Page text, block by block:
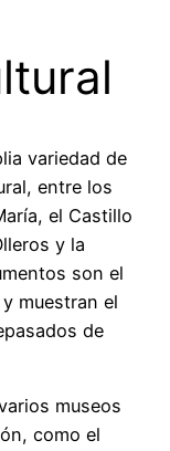
variedad de
entre los
el Castillo
y la
son el
muestran el
de
museos
como el